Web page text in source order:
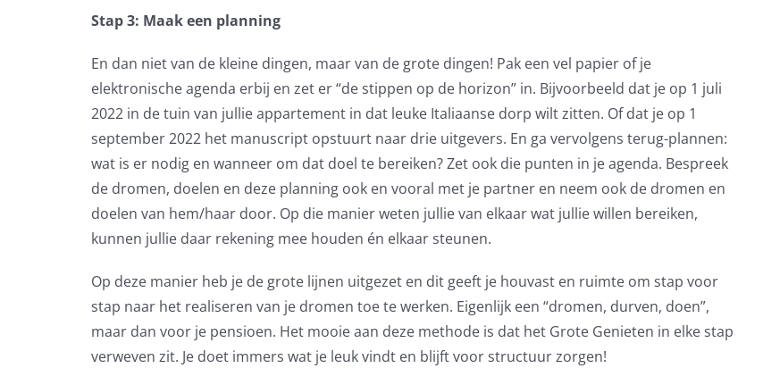
Stap 3: Maak een planning
En dan niet van de kleine dingen, maar van de grote dingen! Pak een vel papier of je
elektronische agenda erbij en zet er “de stippen op de horizon” in. Bijvoorbeeld dat je op 1 juli
2022 in de tuin van jullie appartement in dat leuke Italiaanse dorp wilt zitten. Of dat je op 1
september 2022 het manuscript opstuurt naar drie uitgevers. En ga vervolgens terug-plannen:
wat is er nodig en wanneer om dat doel te bereiken? Zet ook die punten in je agenda. Bespreek
de dromen, doelen en deze planning ook en vooral met je partner en neem ook de dromen en
doelen van hem/haar door. Op die manier weten jullie van elkaar wat jullie willen bereiken,
kunnen jullie daar rekening mee houden én elkaar steunen.
Op deze manier heb je de grote lijnen uitgezet en dit geeft je houvast en ruimte om stap voor
stap naar het realiseren van je dromen toe te werken. Eigenlijk een “dromen, durven, doen”,
maar dan voor je pensioen. Het mooie aan deze methode is dat het Grote Genieten in elke stap
verweven zit. Je doet immers wat je leuk vindt en blijft voor structuur zorgen!